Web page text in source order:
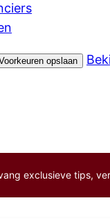
opslaan
exclusieve tips,